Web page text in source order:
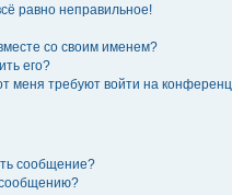
равно неправильное!
со своим именем?
его?
меня требуют войти на
сообщение?
сообщению?